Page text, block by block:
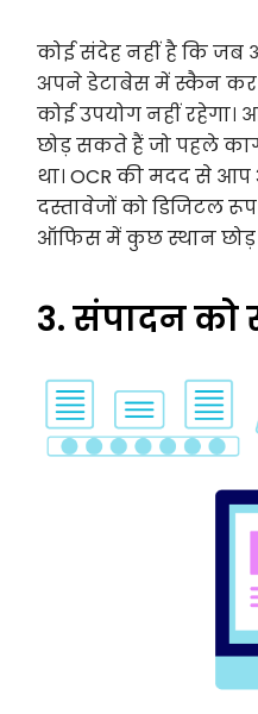
कोई संदेह नहीं है कि जब
अपने डेटाबेस में स्कैन कर
कोई उपयोग नहीं
छोड़ सकते हैं जो पहले
था। OCR की मदद से
दस्तावेजों को डिजिटल
ऑफिस में कुछ स्थान
3. संपादन को